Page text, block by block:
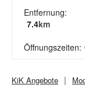
Entfernung:
7.4km
Öffnungszeiten:
KiK Angebote